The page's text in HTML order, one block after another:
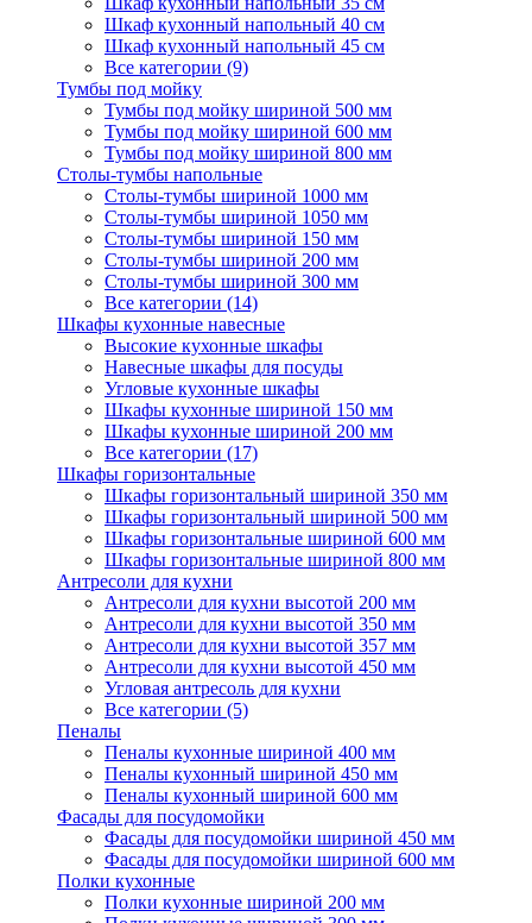
Шкаф кухонный напольный 40 см
Шкаф кухонный напольный 45 см
Все категории (9)
Тумбы под мойку
Тумбы под мойку шириной 500 мм
Тумбы под мойку шириной 600 мм
Тумбы под мойку шириной 800 мм
Столы-тумбы напольные
Столы-тумбы шириной 1000 мм
Столы-тумбы шириной 1050 мм
Столы-тумбы шириной 150 мм
Столы-тумбы шириной 200 мм
Столы-тумбы шириной 300 мм
Все категории (14)
Шкафы кухонные навесные
Высокие кухонные шкафы
Навесные шкафы для посуды
Угловые кухонные шкафы
Шкафы кухонные шириной 150 мм
Шкафы кухонные шириной 200 мм
Все категории (17)
Шкафы горизонтальные
Шкафы горизонтальный шириной 350 мм
Шкафы горизонтальный шириной 500 мм
Шкафы горизонтальные шириной 600 мм
Шкафы горизонтальные шириной 800 мм
Антресоли для кухни
Антресоли для кухни высотой 200 мм
Антресоли для кухни высотой 350 мм
Антресоли для кухни высотой 357 мм
Антресоли для кухни высотой 450 мм
Угловая антресоль для кухни
Все категории (5)
Пеналы
Пеналы кухонные шириной 400 мм
Пеналы кухонный шириной 450 мм
Пеналы кухонный шириной 600 мм
Фасады для посудомойки
Фасады для посудомойки шириной 450 мм
Фасады для посудомойки шириной 600 мм
Полки кухонные
Полки кухонные шириной 200 мм